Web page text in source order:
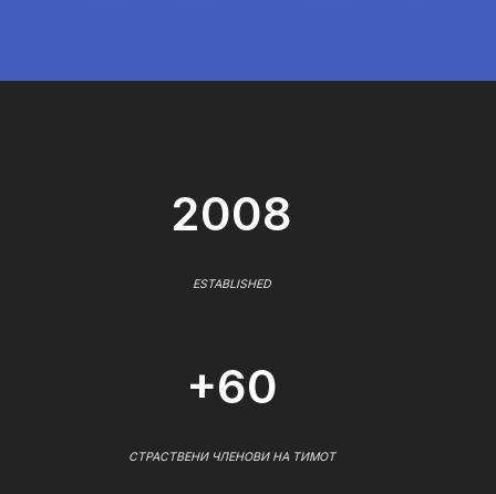
2008
ESTABLISHED
+60
СТРАСТВЕНИ ЧЛЕНОВИ НА ТИМОТ